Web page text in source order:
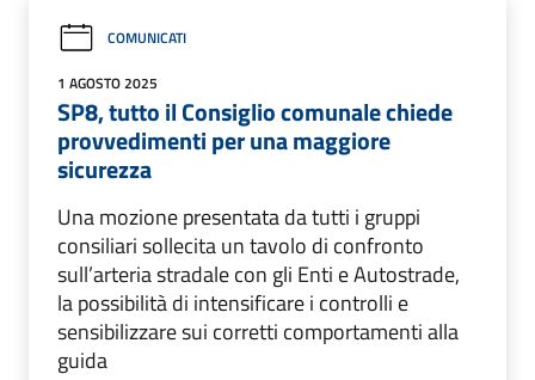
COMUNICATI
1 AGOSTO 2025
SP8, tutto il Consiglio comunale chiede
provvedimenti per una maggiore
sicurezza
Una mozione presentata da tutti i gruppi
consiliari sollecita un tavolo di confronto
sull’arteria stradale con gli Enti e Autostrade,
la possibilità di intensificare i controlli e
sensibilizzare sui corretti comportamenti alla
guida